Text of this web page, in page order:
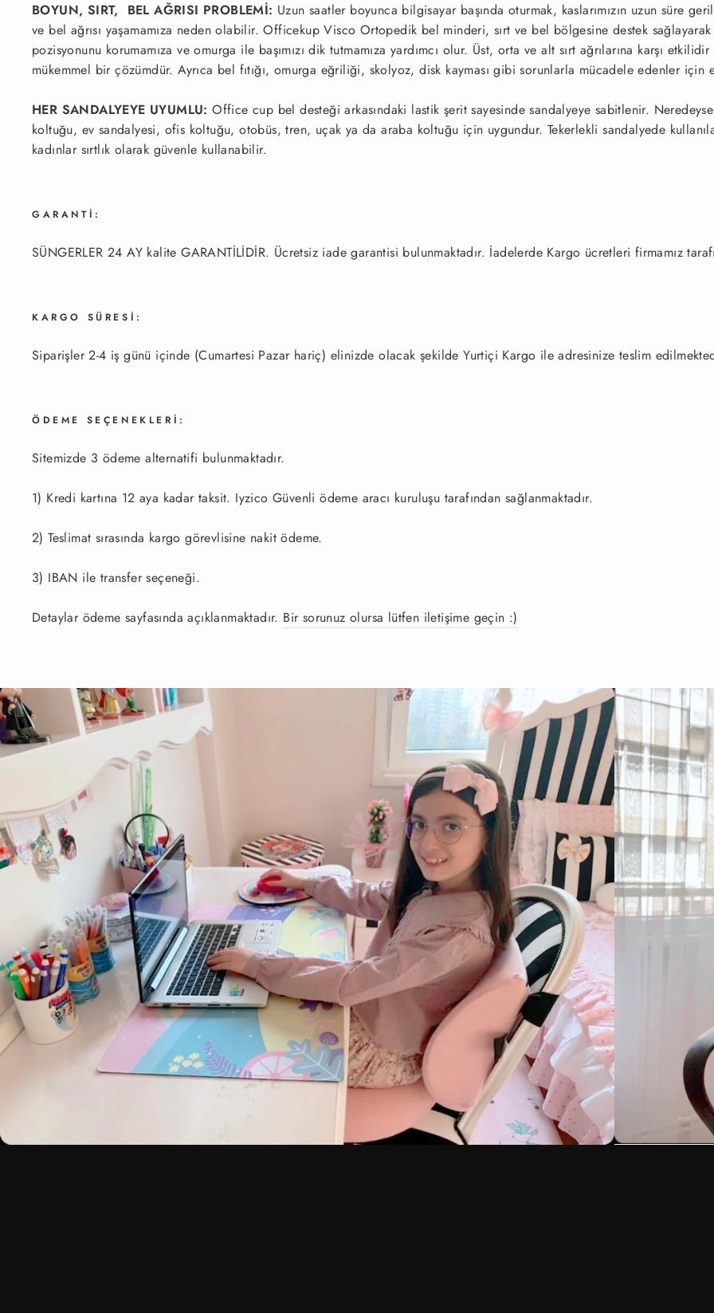
BOYUN, SIRT, BEL AĞRISI PROBLEMİ: Uzun saatler boyunca bilgisayar başında oturmak, kaslarımızın uzun süre
ve bel ağrısı yaşamamıza neden olabilir. Officekup Visco Ortopedik bel minderi, sırt ve bel bölgesine destek
pozisyonunu korumamıza ve omurga ile başımızı dik tutmamıza yardımcı olur. Üst, orta ve alt sırt ağrılarına karşı
mükemmel bir çözümdür. Ayrıca bel fıtığı, omurga eğriliği, skolyoz, disk kayması gibi sorunlarla mücadele edenler için
HER SANDALYEYE UYUMLU:Office cup bel desteği arkasındaki lastik şerit sayesinde sandalyeye sabitlenir.
koltuğu, ev sandalyesi, ofis koltuğu, otobüs, tren, uçak ya da araba koltuğu için uygundur. Tekerlekli sandalyede
kadınlar sırtlık olarak güvenle kullanabilir.
GARANTİ:
SÜNGERLER 24 AY kalite GARANTİLİDİR. Ücretsiz iade garantisi bulunmaktadır. İadelerde Kargo ücretleri firmamız
KARGO SÜRESİ:
Siparişler 2-4 iş günü içinde (Cumartesi Pazar hariç) elinizde olacak şekilde Yurtiçi Kargo ile adresinize teslim
ÖDEME SEÇENEKLERİ:
Sitemizde 3 ödeme alternatifi bulunmaktadır.
1) Kredi kartına 12 aya kadar taksit. Iyzico Güvenli ödeme aracı kuruluşu tarafından sağlanmaktadır.
2) Teslimat sırasında kargo görevlisine nakit ödeme.
3) IBAN ile transfer seçeneği.
Detaylar ödeme sayfasında açıklanmaktadır. Bir sorunuz olursa lütfen iletişime geçin :)